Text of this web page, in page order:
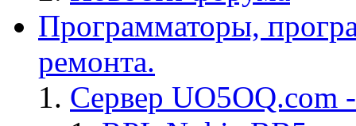
Программаторы,
ремонта.
Сервер